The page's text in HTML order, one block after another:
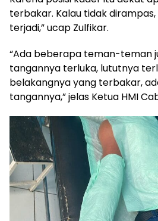
terbakar. Kalau tidak
terjadi,” ucap Zulfikar.
“Ada beberapa teman-teman
tangannya terluka, lututnya
belakangnya yang terbakar,
tangannya,” jelas Ketua HMI